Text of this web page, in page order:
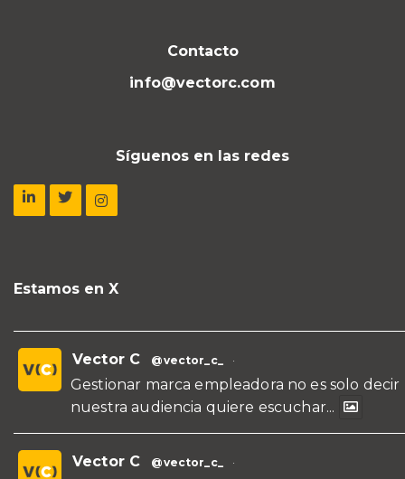
Contacto
info@vectorc.com
Síguenos en las redes
Estamos en X
Vector C @vector_c_ ·
Gestionar marca empleadora no es solo
nuestra audiencia quiere escuchar...
Vector C @vector_c_ ·